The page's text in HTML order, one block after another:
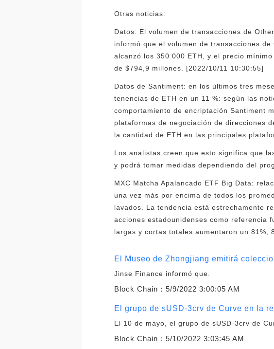
Otras noticias:
Datos: El volumen de transacciones de
informó que el volumen de transacciones
alcanzó los 350 000 ETH, y el precio
de $794,9 millones. [2022/10/11 10:30:55]
Datos de Santiment: en los últimos tres
tenencias de ETH en un 11 %: según las
comportamiento de encriptación Santiment
plataformas de negociación de direcciones
la cantidad de ETH en las principales
Los analistas creen que esto significa que
y podrá tomar medidas dependiendo del
MXC Matcha Apalancado ETF Big Data:
una vez más por encima de todos los
lavados. La tendencia está estrechamente
acciones estadounidenses como referencia
largas y cortas totales aumentaron un 81%,
El Museo de Zhongjiang emitirá
Jinse Finance informó que.
Block Chain：5/9/2022 3:00:05 AM
El grupo de sUSD-3crv de Curve en la
El 10 de mayo, el grupo de sUSD-3crv de
Block Chain：5/10/2022 3:03:45 AM